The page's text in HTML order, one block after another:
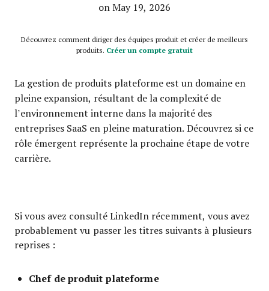
on May 19, 2026
Découvrez comment diriger des équipes produit et créer de meilleurs
produits. Créer un compte gratuit
La gestion de produits plateforme est un domaine en
pleine expansion, résultant de la complexité de
l’environnement interne dans la majorité des
entreprises SaaS en pleine maturation. Découvrez si ce
rôle émergent représente la prochaine étape de votre
carrière.
Si vous avez consulté LinkedIn récemment, vous avez
probablement vu passer les titres suivants à plusieurs
reprises :
Chef de produit plateforme